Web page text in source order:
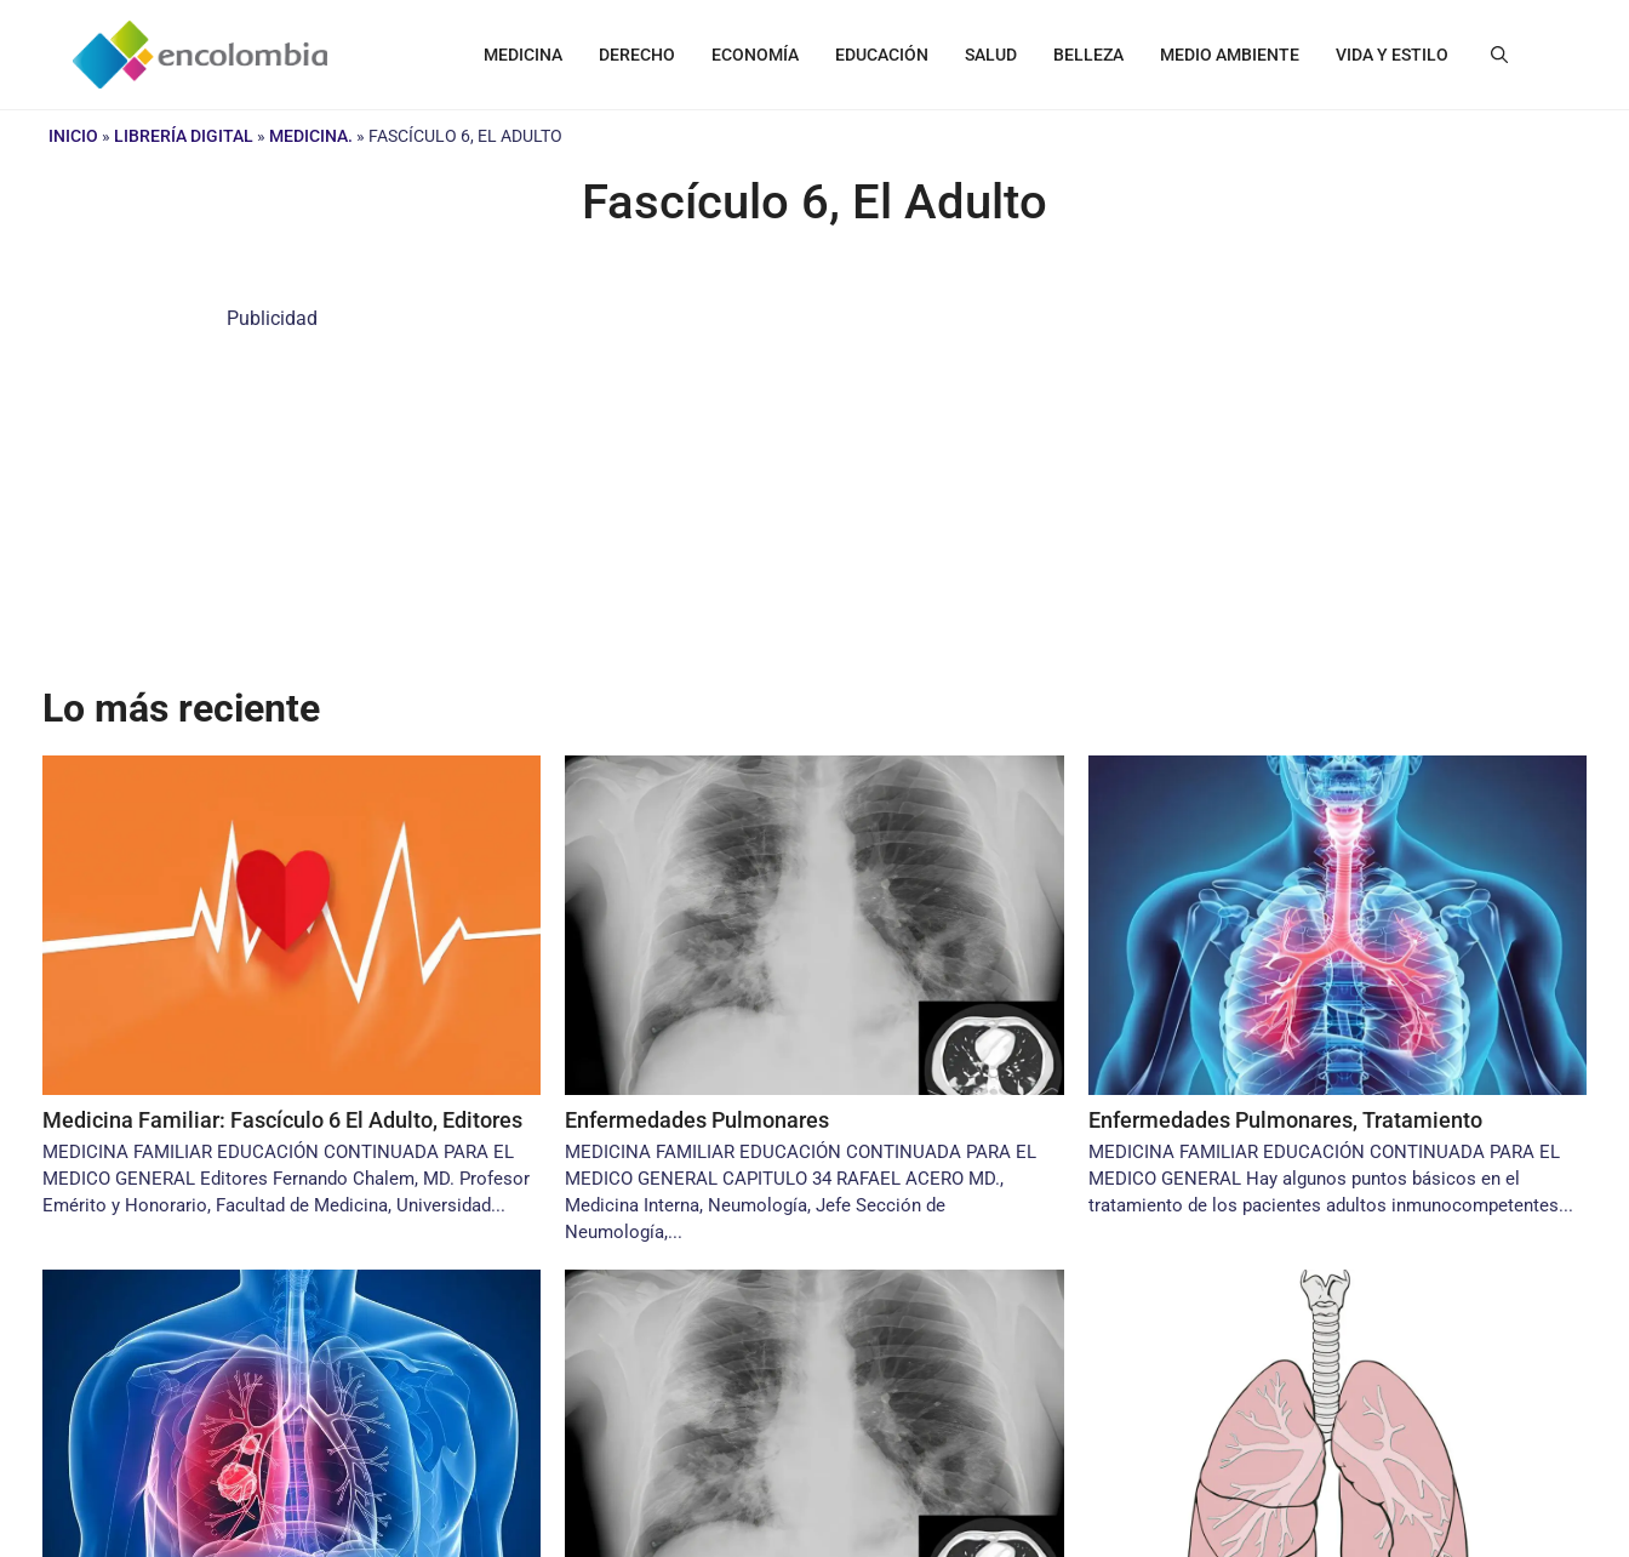
contenido
MEDICINA DERECHO ECONOMÍA EDUCACIÓN SALUD BELLEZA MEDIO AMBIENTE VIDA Y ESTILO
INICIO » LIBRERÍA DIGITAL » MEDICINA. » FASCÍCULO 6, EL ADULTO
Fascículo 6, El Adulto
Publicidad
Lo más reciente
Medicina Familiar: Fascículo 6 El Adulto, Editores
MEDICINA FAMILIAR EDUCACIÓN CONTINUADA PARA EL
MEDICO GENERAL Editores Fernando Chalem, MD. Profesor
Emérito y Honorario, Facultad de Medicina, Universidad...
Enfermedades Pulmonares
MEDICINA FAMILIAR EDUCACIÓN CONTINUADA PARA EL
MEDICO GENERAL CAPITULO 34 RAFAEL ACERO MD.,
Medicina Interna, Neumología, Jefe Sección de
Neumología,...
Enfermedades Pulmonares, Tratamiento
MEDICINA FAMILIAR EDUCACIÓN CONTINUADA PARA EL
MEDICO GENERAL Hay algunos puntos básicos en el
tratamiento de los pacientes adultos inmunocompetentes...